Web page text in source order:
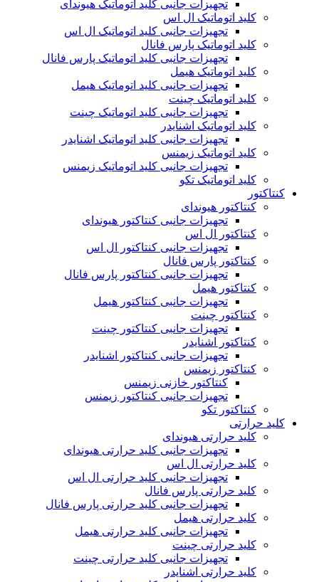
تجهیزات جانبی کلید اتوماتیک هیوندای
کلید اتوماتیک ال اس
تجهیزات جانبی کلید اتوماتیک ال اس
کلید اتوماتیک پارس فانال
تجهیزات جانبی کلید اتوماتیک پارس فانال
کلید اتوماتیک هیمل
تجهیزات جانبی کلید اتوماتیک هیمل
کلید اتوماتیک چینت
تجهیزات جانبی کلید اتوماتیک چینت
کلید اتوماتیک اشنایدر
تجهیزات جانبی کلید اتوماتیک اشنایدر
کلید اتوماتیک زیمنس
تجهیزات جانبی کلید اتوماتیک زیمنس
کلید اتوماتیک تکو
کنتاکتور
کنتاکتور هیوندای
تجهیزات جانبی کنتاکتور هیوندای
کنتاکتور ال اس
تجهیزات جانبی کنتاکتور ال اس
کنتاکتور پارس فانال
تجهیزات جانبی کنتاکتور پارس فانال
کنتاکتور هیمل
تجهیزات جانبی کنتاکتور هیمل
کنتاکتور چینت
تجهیزات جانبی کنتاکتور چینت
کنتاکتور اشنایدر
تجهیزات جانبی کنتاکتور اشنایدر
کنتاکتور زیمنس
کنتاکتور خازنی زیمنس
تجهیزات جانبی کنتاکتور زیمنس
کنتاکتور تکو
کلید حرارتی
کلید حرارتی هیوندای
تجهیزات جانبی کلید حرارتی هیوندای
کلید حرارتی ال اس
تجهیزات جانبی کلید حرارتی ال اس
کلید حرارتی پارس فانال
تجهیزات جانبی کلید حرارتی پارس فانال
کلید حرارتی هیمل
تجهیزات جانبی کلید حرارتی هیمل
کلید حرارتی چینت
تجهیزات جانبی کلید حرارتی چینت
کلید حرارتی اشنایدر